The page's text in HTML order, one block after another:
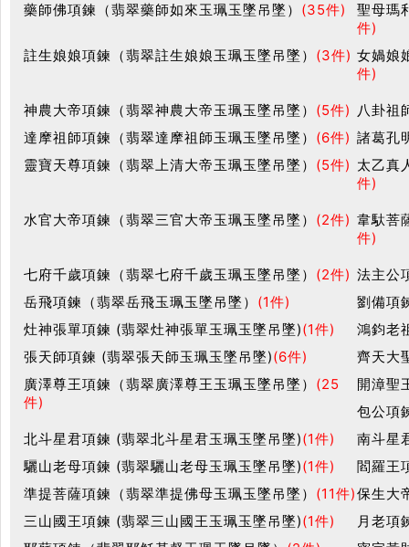
藥師佛項鍊（翡翠藥師如來玉珮玉墜吊墜） (35件)
聖母瑪
件)
註生娘娘項鍊（翡翠註生娘娘玉珮玉墜吊墜） (3件) 女媧娘
件)
神農大帝項鍊（翡翠神農大帝玉珮玉墜吊墜） (5件) 八卦祖
達摩祖師項鍊（翡翠達摩祖師玉珮玉墜吊墜） (6件) 諸葛孔
靈寶天尊項鍊（翡翠上清大帝玉珮玉墜吊墜） (5件) 太乙真
件)
水官大帝項鍊（翡翠三官大帝玉珮玉墜吊墜） (2件) 韋馱菩
件)
七府千歲項鍊（翡翠七府千歲玉珮玉墜吊墜） (2件) 法主公
岳飛項鍊（翡翠岳飛玉珮玉墜吊墜） (1件)
劉備項
灶神張單項鍊 (翡翠灶神張單玉珮玉墜吊墜)(1件)
鴻鈞老
張天師項鍊 (翡翠張天師玉珮玉墜吊墜)(6件)
齊天大
廣澤尊王項鍊（翡翠廣澤尊王玉珮玉墜吊墜） (25
件)
開漳聖
包公項
北斗星君項鍊 (翡翠北斗星君玉珮玉墜吊墜)(1件)
南斗星
驪山老母項鍊 (翡翠驪山老母玉珮玉墜吊墜)(1件)
閻羅王
準提菩薩項鍊（翡翠準提佛母玉珮玉墜吊墜） (11件)保生大
三山國王項鍊 (翡翠三山國王玉珮玉墜吊墜)(1件)
月老項